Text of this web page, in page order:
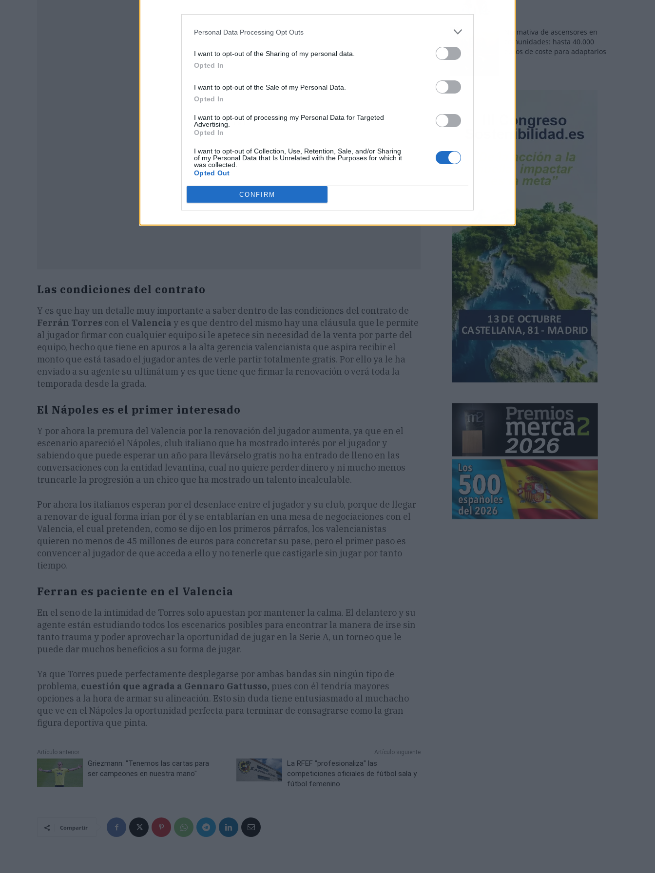
Personal Data Processing Opt Outs
I want to opt-out of the Sharing of my personal data.
Opted In
I want to opt-out of the Sale of my Personal Data.
Opted In
I want to opt-out of processing my Personal Data for Targeted
Advertising.
Opted In
I want to opt-out of Collection, Use, Retention, Sale, and/or Sharing
of my Personal Data that Is Unrelated with the Purposes for which it
was collected.
Opted Out
CONFIRM
Publicidad
Las condiciones del contrato
Y es que hay un detalle muy importante a saber dentro de las condiciones del contrato de
Ferrán Torres con el Valencia y es que dentro del mismo hay una cláusula que le permite
al jugador firmar con cualquier equipo si le apetece sin necesidad de la venta por parte del
equipo, hecho que tiene en apuros a la alta gerencia valencianista que aspira recibir el
monto que está tasado el jugador antes de verle partir totalmente gratis. Por ello ya le ha
enviado a su agente su ultimátum y es que tiene que firmar la renovación o verá toda la
temporada desde la grada.
El Nápoles es el primer interesado
Y por ahora la premura del Valencia por la renovación del jugador aumenta, ya que en el
escenario apareció el Nápoles, club italiano que ha mostrado interés por el jugador y
sabiendo que puede esperar un año para llevárselo gratis no ha entrado de lleno en las
conversaciones con la entidad levantina, cual no quiere perder dinero y ni mucho menos
truncarle la progresión a un chico que ha mostrado un talento incalculable.
Por ahora los italianos esperan por el desenlace entre el jugador y su club, porque de llegar
a renovar de igual forma irían por él y se entablarían en una mesa de negociaciones con el
Valencia, el cual pretenden, como se dijo en los primeros párrafos, los valencianistas
quieren no menos de 45 millones de euros para concretar su pase, pero el primer paso es
convencer al jugador de que acceda a ello y no tenerle que castigarle sin jugar por tanto
tiempo.
Ferran es paciente en el Valencia
En el seno de la intimidad de Torres solo apuestan por mantener la calma. El delantero y su
agente están estudiando todos los escenarios posibles para encontrar la manera de irse sin
tanto trauma y poder aprovechar la oportunidad de jugar en la Serie A, un torneo que le
puede dar muchos beneficios a su forma de jugar.
Ya que Torres puede perfectamente desplegarse por ambas bandas sin ningún tipo de
problema, cuestión que agrada a Gennaro Gattusso, pues con él tendría mayores
opciones a la hora de armar su alineación. Esto sin duda tiene entusiasmado al muchacho
que ve en el Nápoles la oportunidad perfecta para terminar de consagrarse como la gran
figura deportiva que pinta.
Artículo anterior
Griezmann: "Tenemos las cartas para
ser campeones en nuestra mano"
Artículo siguiente
La RFEF "profesionaliza" las
competiciones oficiales de fútbol sala y
fútbol femenino
Compartir
Normativa de ascensores en
comunidades: hasta 40.000
euros de coste para adaptarlos